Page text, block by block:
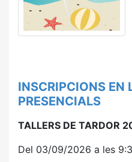
INSCRIPCIONS EN
PRESENCIALS
TALLERS DE TARDOR
Del 03/09/2026 a les